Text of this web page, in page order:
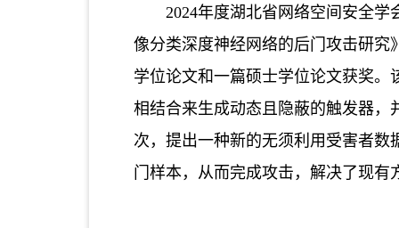
2024年度湖北省 网络空间安全学
像分类深度神经网络的后门攻击研
学位论文和一篇硕士学位论文获奖
相结合来生成动态且隐蔽的触发器
次，提出一种新的无须利用受害者
门样本，从而完成攻击，解决了现